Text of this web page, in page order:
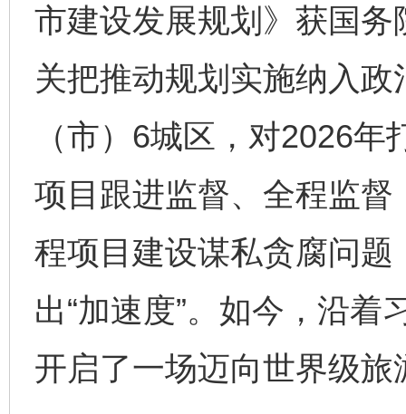
市建设发展规划》获国
关把推动规划实施纳入
（市）6城区，对2026
项目跟进监督、全程监
程项目建设谋私贪腐问
出“加速度”。如今，沿
开启了一场迈向世界级